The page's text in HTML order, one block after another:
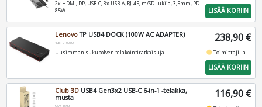
2x HDMI, DP, USB-C, 3x USB-A, RJ-45, m/SD-lukija, 3,5mm, PD
85W
LISÄÄ KORIIN
LenovoTP USB4 DOCK (100W AC ADAPTER)
40BF0100EU
Uusimman sukupolven telakointiratkaisuja
238,90 €
fiber_manual_recordToimittajilla
LISÄÄ KORIIN
Club 3D USB4 Gen3x2 USB-C 6-in-1 -telakka,
musta
CSV-1599
116,90 €